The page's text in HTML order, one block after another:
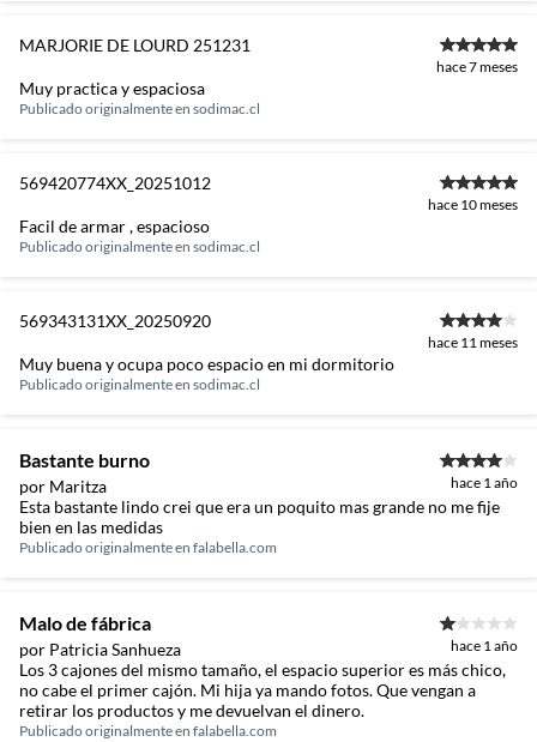
MARJORIE DE LOURD 251231
hace 7 meses
Muy practica y espaciosa
Publicado originalmente en sodimac.cl
569420774XX_20251012
hace 10 meses
Facil de armar , espacioso
Publicado originalmente en sodimac.cl
569343131XX_20250920
hace 11 meses
Muy buena y ocupa poco espacio en mi dormitorio
Publicado originalmente en sodimac.cl
Bastante burno
por Maritza hace 1 año
Esta bastante lindo crei que era un poquito mas grande no me fije
bien en las medidas
Publicado originalmente en falabella.com
Malo de fábrica
por Patricia Sanhueza hace 1 año
Los 3 cajones del mismo tamaño, el espacio superior es más chico,
no cabe el primer cajón. Mi hija ya mando fotos. Que vengan a
retirar los productos y me devuelvan el dinero.
Publicado originalmente en falabella.com